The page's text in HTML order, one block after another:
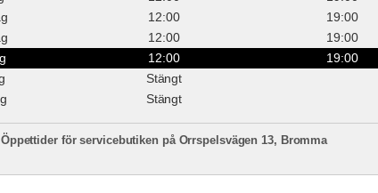
12:00
19:00
12:00
19:00
12:00
19:00
Stängt
Stängt
Öppettider för servicebutiken på Orrspelsvägen 13, Bromma